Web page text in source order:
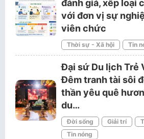
đánh giá, xếp loại
với đơn vị sự
viên chức
Thời sự - Xã hội Tin
Đại sứ Du lịch Trẻ
Đêm tranh tài sôi
thần yêu quê
du…
Đời sống Giải trí
Tin nóng